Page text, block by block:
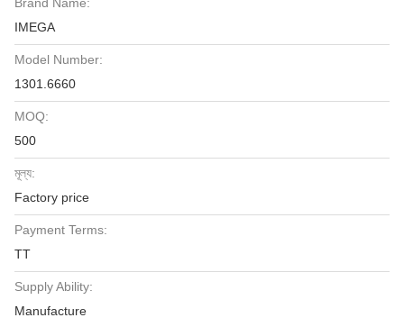
IMEGA
Model Number:
1301.6660
MOQ:
500
মূল্য:
Factory price
Payment Terms:
TT
Supply Ability:
Manufacture